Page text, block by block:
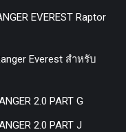
EVEREST Raptor
Everest สำหรับ
2.0 PART G
2.0 PART J